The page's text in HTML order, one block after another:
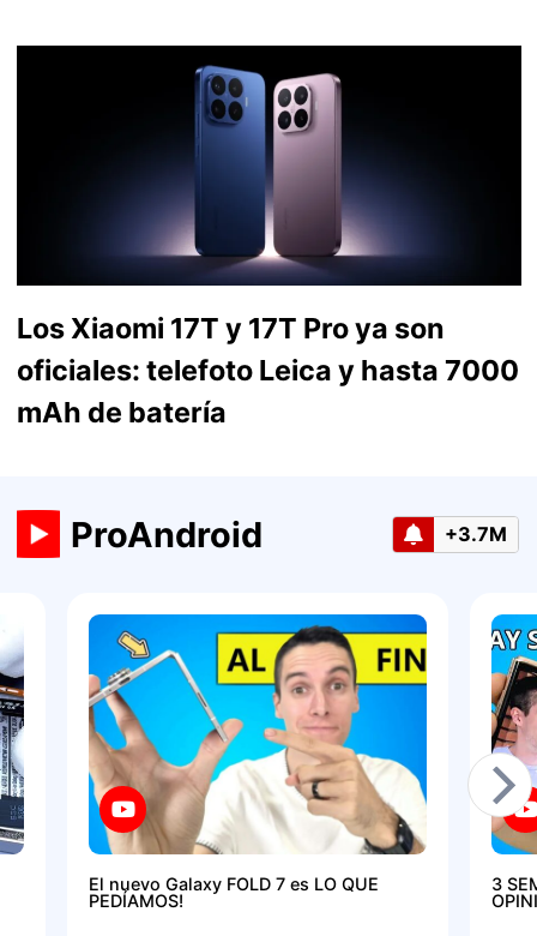
Los Xiaomi 17T y 17T Pro ya son
oficiales: telefoto Leica y hasta 7000
mAh de batería
ProAndroid +3.7M
El nuevo Galaxy FOLD 7 es LO QUE
PEDÍAMOS!
3